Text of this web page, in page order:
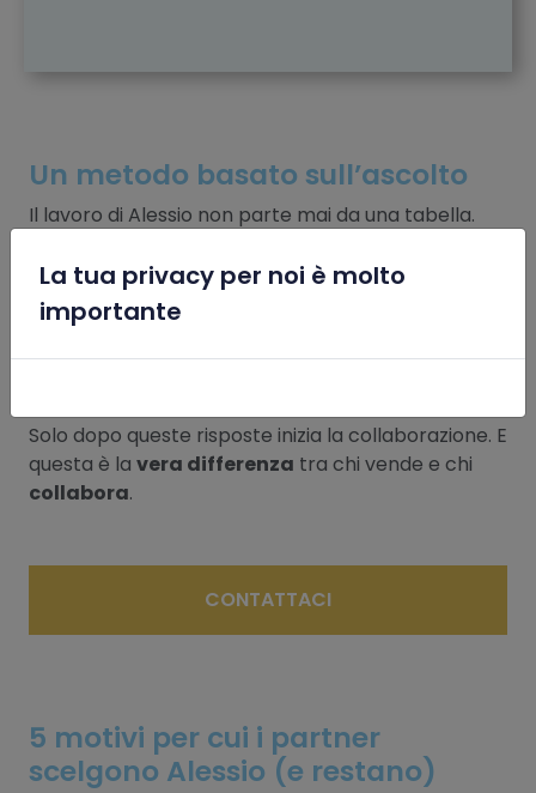
Un metodo basato sull’ascolto
Il lavoro di Alessio non parte mai da una tabella.
Qual è il tuo cliente tipo?
Quali problemi stai affrontando oggi nel post-
vendita?
Hai mai perso un cliente per colpa della
Solo dopo queste risposte inizia la collaborazione. E
questa è la vera differenza tra chi vende e chi
collabora.
CONTATTACI
5 motivi per cui i partner
scelgono Alessio (e restano)
La tua privacy per noi è molto
importante